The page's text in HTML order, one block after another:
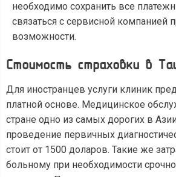
необходимо сохранить все
связаться с сервисной компанией
возможности.
Стоимость страховки в
Для иностранцев услуги клиник
платной основе. Медицинское
стране одно из самых дорогих в
проведение первичных
стоит от 1500 доларов. Такие же
больному при необходимости